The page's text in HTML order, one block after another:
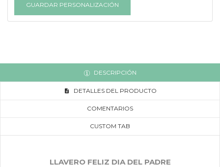
GUARDAR PERSONALIZACIÓN
DESCRIPCIÓN
DETALLES DEL PRODUCTO
COMENTARIOS
CUSTOM TAB
LLAVERO FELIZ DIA DEL PADRE